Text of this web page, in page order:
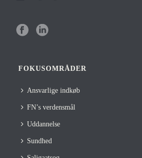
FOKUSOMRÅDER
Ansvarlige indkøb
FN’s verdensmål
Uddannelse
Sundhed